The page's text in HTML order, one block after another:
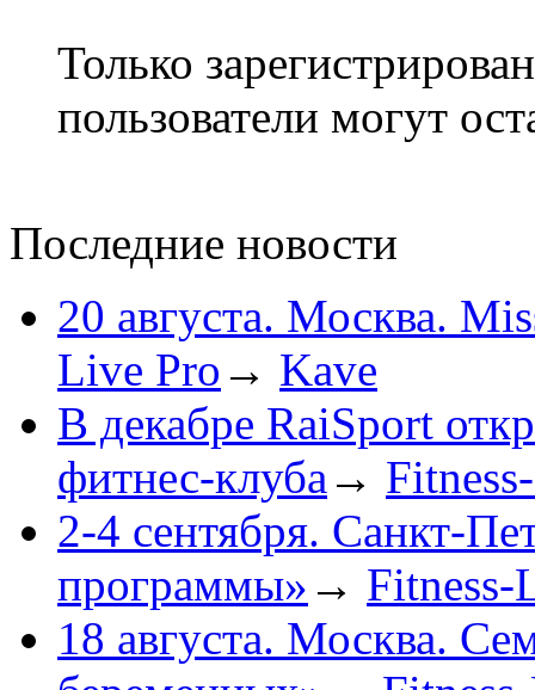
Только
пользователи могут
Последние новости
20 августа. Москва.
Live Pro → Kave
В декабре RaiSport
фитнес-клуба →
2-4 сентября. Санкт-
программы» → Fitness-
18 августа. Москва.